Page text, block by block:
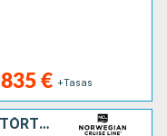
835 € +Tasas
ESTADOS UNIDOS, BERMUDAS, TÓRTOLA, SANTO TOMÁS, PORTO RICO, REPÚBLICA DOMINICANA